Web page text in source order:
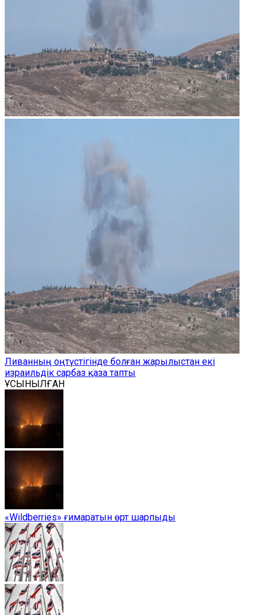
Ливанның оңтүстігінде болған жарылыстан екі
израильдік сарбаз қаза тапты
ҰСЫНЫЛҒАН
«Wildberries» ғимаратын өрт шарпыды